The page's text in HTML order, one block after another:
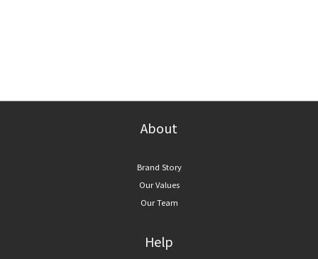
About
Brand Story
Our Values
Our Team
Help